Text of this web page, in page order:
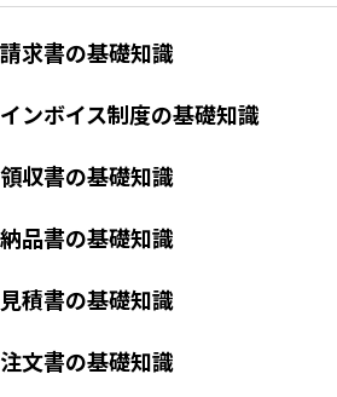
請求書の基礎知識
インボイス制度の基礎知識
領収書の基礎知識
納品書の基礎知識
見積書の基礎知識
注文書の基礎知識